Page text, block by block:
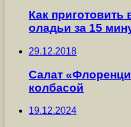
Как
оладьи за 15
29.12.2018
Салат
колбасой
19.12.2024